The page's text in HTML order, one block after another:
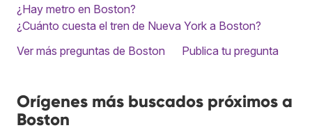
¿Hay metro en Boston?
¿Cuánto cuesta el tren de Nueva York a Boston?
Ver más preguntas de Boston
Publica tu pregunta
Orígenes más buscados próximos a
Boston